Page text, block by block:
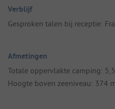
Verblijf
Gesproken talen bij receptie:
Afmetingen
Totale oppervlakte camping:
Hoogte boven zeeniveau: 374